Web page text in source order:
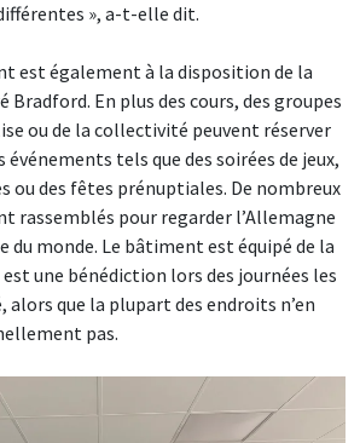
», a-t-elle dit.
est également à la disposition de la
En plus des cours, des groupes
ou de la collectivité peuvent réserver
tels que des soirées de jeux,
ou des fêtes prénuptiales. De nombreux
rassemblés pour regarder l’Allemagne
du monde. Le bâtiment est équipé de la
une bénédiction lors des journées les
alors que la plupart des endroits n’en
pas.